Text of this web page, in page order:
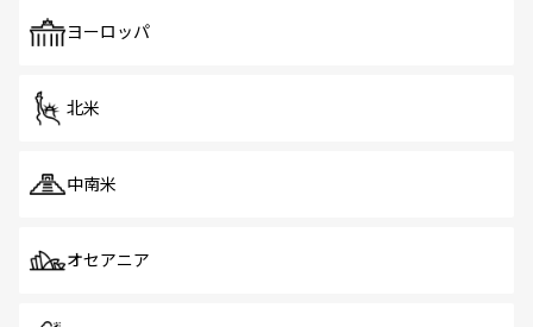
で、ホーカーズは地元の風情を楽しめる外せないスポット
ヨーロッパ
北米
中南米
オセアニア